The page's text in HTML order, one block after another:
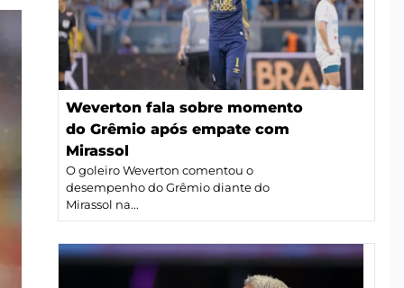
Weverton fala sobre momento
do Grêmio após empate com
Mirassol
O goleiro Weverton comentou o
desempenho do Grêmio diante do
Mirassol na...